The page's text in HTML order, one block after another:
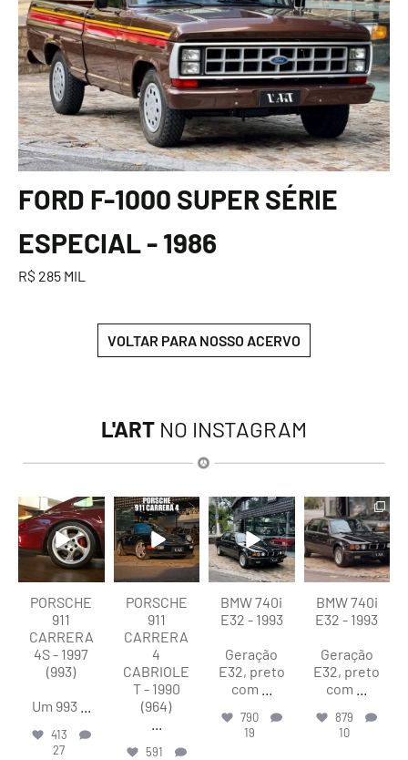
FORD F-1000 SUPER SÉRIE
ESPECIAL - 1986
R$ 285 MIL
VOLTAR PARA NOSSO ACERVO
L'ART NO INSTAGRAM
lart.br
Ago 5
PORSCHE
911
CARRERA
4S - 1997
(993)
Um 993
413
27
lart.br
Ago 4
PORSCHE
911
CARRERA
4
CABRIOLE
T - 1990
(964)
591
lart.br
Ago 4
BMW 740i
E32 - 1993
Geração
E32, preto
com
790
19
lart.br
Ago 4
BMW 740i
E32 - 1993
Geração
E32, preto
com
879
10